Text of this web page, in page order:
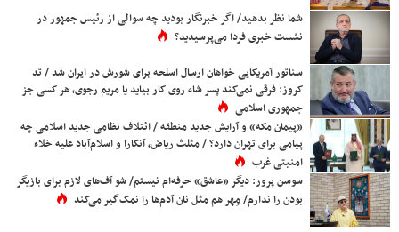
شما نظر بدهید/ اگر خبرنگار بودید چه سوالی از رئیس جمهور در
نشست خبری فردا می‌پرسیدید؟
سناتور آمریکایی خواهان ارسال اسلحه برای شورش در ایران شد / تد
کروز: فرقی نمی‌کند پسر شاه روی کار بیاید یا مریم رجوی، هر کسی جز
جمهوری اسلامی
«پیمان مکه» و آرایش جدید منطقه / ائتلاف نظامی جدید اسلامی چه
پیامی برای تهران دارد؟ / مثلث ریاض، آنکارا و اسلام‌آباد علیه خلاء
امنیتی غرب
سوسن پرور: دیگر «عاشق» حرفه‌ام نیستم/ شو آف‌های لازم برای بازیگر
بودن را ندارم/ مِهر هم مثل نان آدم‌ها را نمک‌گیر می‌کند